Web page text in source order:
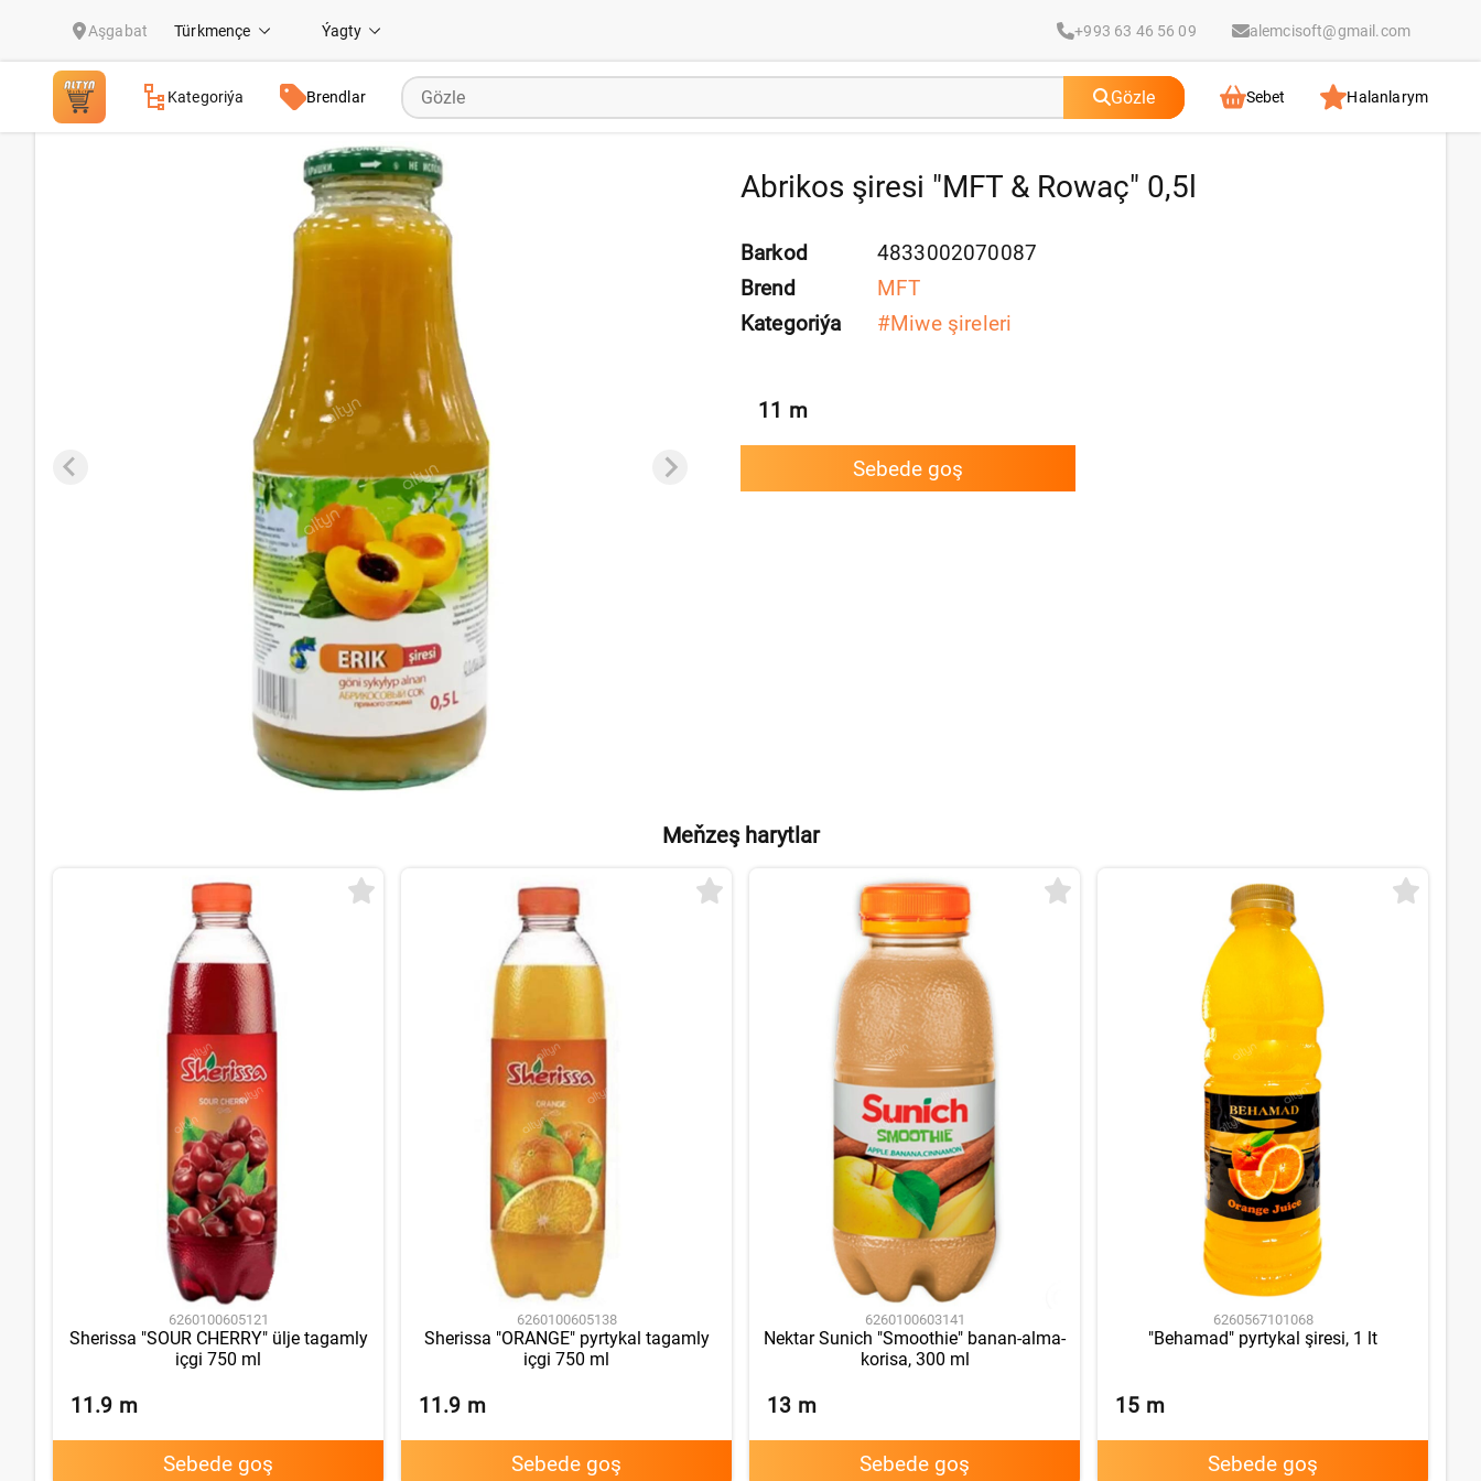
Aşgabat Türkmençe Ýagty +993 63 46 56 09 alemcisoft@gmail.com
Kategoriýa Brendlar Gözle Sebet Halanlarym
Abrikos şiresi "MFT & Rowaç" 0,5l
Barkod
4833002070087
Brend
MFT
Kategoriýa
#Miwe şireleri
11 m
Sebede goş
Meňzeş harytlar
6260100605121
Sherissa "SOUR CHERRY" ülje tagamly
içgi 750 ml
11.9 m
Sebede goş
6260100605138
Sherissa "ORANGE" pyrtykal tagamly
içgi 750 ml
11.9 m
Sebede goş
6260100603141
Nektar Sunich "Smoothie" banan-alma-
korisa, 300 ml
13 m
Sebede goş
6260567101068
"Behamad" pyrtykal şiresi, 1 lt
15 m
Sebede goş